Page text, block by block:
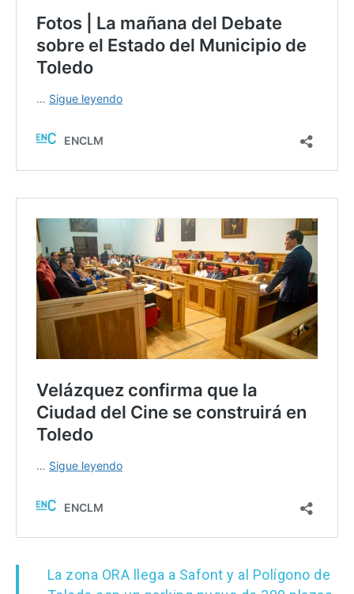
La zona ORA llega a Safont y al Polígono de
Cuenca